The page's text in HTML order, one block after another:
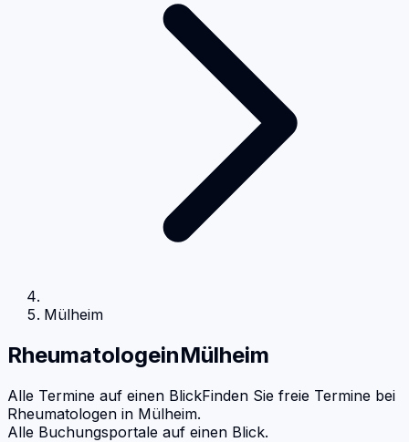
Mülheim
RheumatologeinMülheim
Alle Termine auf einen BlickFinden Sie freie Termine bei
Rheumatologen in Mülheim.
Alle Buchungsportale auf einen Blick.